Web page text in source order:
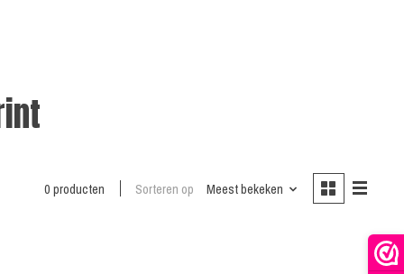
0 producten Sorteren op Meest bekeken